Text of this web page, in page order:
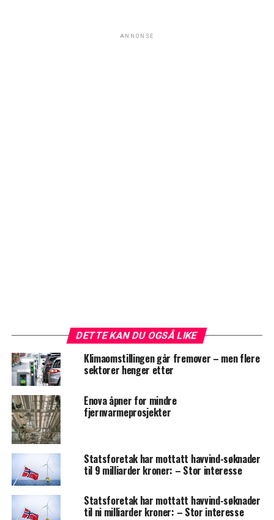
ANNONSE
DETTE KAN DU OGSÅ LIKE
Klimaomstillingen går fremover – men flere
sektorer henger etter
Enova åpner for mindre
fjernvarmeprosjekter
Statsforetak har mottatt havvind-søknader
til 9 milliarder kroner: – Stor interesse
Statsforetak har mottatt havvind-søknader
til ni milliarder kroner: – Stor interesse